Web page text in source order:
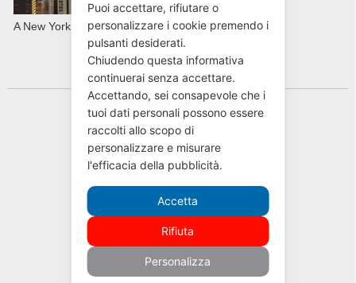
A New York con AVIS in primavera
Cookie Policy|Privacy Policy
Puoi accettare, rifiutare o
personalizzare i cookie premendo i
pulsanti desiderati.
Chiudendo questa informativa
continuerai senza accettare.
Accettando, sei consapevole che i
tuoi dati personali possono essere
raccolti allo scopo di
personalizzare e misurare
l'efficacia della pubblicità.
Accetta
Rifiuta
Personalizza